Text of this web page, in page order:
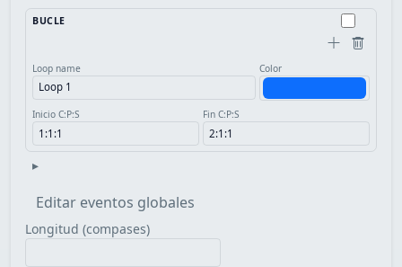
BUCLE
Loop name Color
Inicio C:P:S Fin C:P:S
▸
Editar eventos globales
Longitud (compases)